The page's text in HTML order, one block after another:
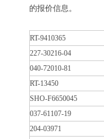
的报价信息。
RT-9410365
227-30216-04
040-72010-81
RT-13450
SHO-F6650045
037-61107-19
204-03971